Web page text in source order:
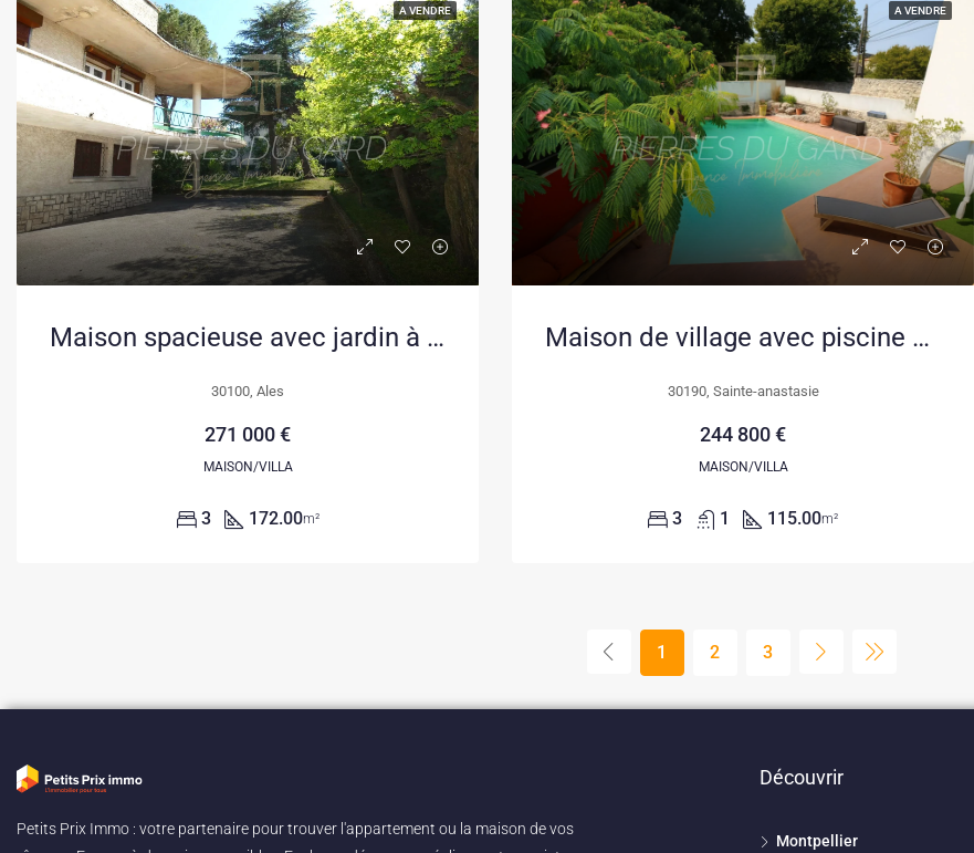
A VENDRE
Maison spacieuse avec jardin à Alès – Potentiel d’aménagement
30100, Ales
271 000 €
MAISON/VILLA
3 172.00m²
A VENDRE
Maison de village avec piscine à Sainte Anastasie, 115 m², proche Uzès et Nîmes
30190, Sainte-anastasie
244 800 €
MAISON/VILLA
3 1 115.00m²
1 2 3
Petits Prix Immo : votre partenaire pour trouver l'appartement ou la maison de vos
Découvrir
Montpellier